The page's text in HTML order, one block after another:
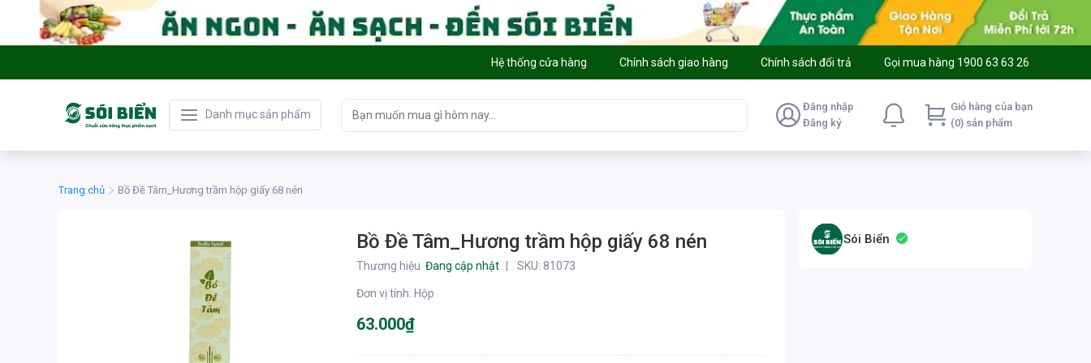
Hệ thống cửa hàng Chính sách giao hàng Chính sách đổi trả Gọi mua hàng 1900 63 63 26
Danh mục sản phẩm
Đăng nhập
Đăng ký
Giỏ hàng của bạn
(0) sản phẩm
Trang chủ Bồ Đề Tâm_Hương trầm hộp giấy 68 nén
Bồ Đề Tâm_Hương trầm hộp giấy 68 nén
Thương hiệu Đang cập nhật SKU: 81073
Đơn vị tính: Hộp
63.000₫
Sói Biển